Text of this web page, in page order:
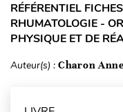
RÉFÉRENTIEL
RHUMATOLOGIE -
PHYSIQUE ET DE
Auteur(s) : Charon